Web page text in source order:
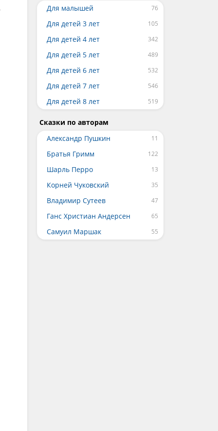
Для малышей
Для детей 3 лет
Для детей 4 лет
Для детей 5 лет
Для детей 6 лет
Для детей 7 лет
Для детей 8 лет
Сказки по авторам
Александр Пушкин
Братья Гримм
Шарль Перро
Корней Чуковский
Владимир Сутеев
Ганс Христиан Андерсен
Самуил Маршак